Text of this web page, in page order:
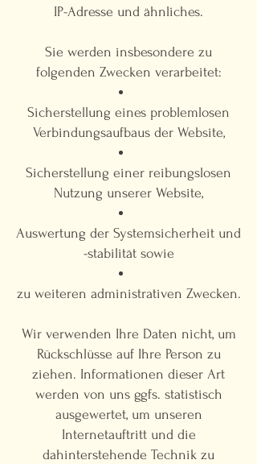
IP-Adresse und ähnliches.
Sie werden insbesondere zu
folgenden Zwecken verarbeitet:
Sicherstellung eines problemlosen
Verbindungsaufbaus der Website,
Sicherstellung einer reibungslosen
Nutzung unserer Website,
Auswertung der Systemsicherheit und
-stabilität sowie
zu weiteren administrativen Zwecken.
Wir verwenden Ihre Daten nicht, um
Rückschlüsse auf Ihre Person zu
ziehen. Informationen dieser Art
werden von uns ggfs. statistisch
ausgewertet, um unseren
Internetauftritt und die
dahinterstehende Technik zu